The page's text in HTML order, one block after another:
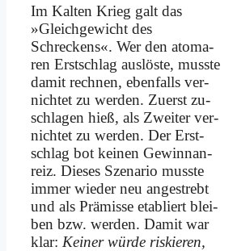
Im Kal­ten Krieg galt das
»Gleich­ge­wicht des
Schreckens«. Wer den ato­ma­
ren Erst­schlag aus­lö­ste, muss­te
da­mit rech­nen, eben­falls ver­
nich­tet zu wer­den. Zu­erst zu­
schla­gen hieß, als Zwei­ter ver­
nich­tet zu wer­den. Der Erst­
schlag bot kei­nen Ge­winn­an­
reiz. Die­ses Sze­na­rio muss­te
im­mer wie­der neu an­ge­strebt
und als Prä­mis­se eta­bliert blei­
ben bzw. wer­den. Da­mit war
klar: Kei­ner wür­de ris­kie­ren,